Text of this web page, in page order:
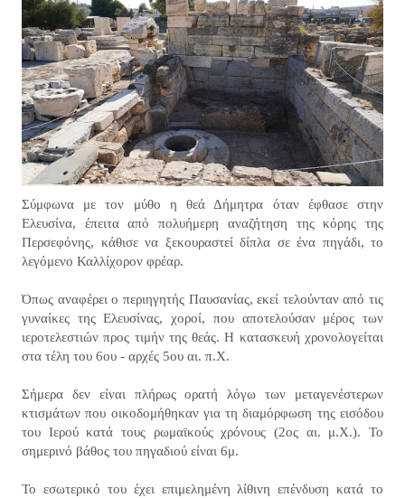
Σύμφωνα με τον μύθο η θεά Δήμητρα όταν έφθασε στην
Ελευσίνα, έπειτα από πολυήμερη αναζήτηση της κόρης της
Περσεφόνης, κάθισε να ξεκουραστεί δίπλα σε ένα πηγάδι, το
λεγόμενο Καλλίχορον φρέαρ.
Όπως αναφέρει ο περιηγητής Παυσανίας, εκεί τελούνταν από τις
γυναίκες της Ελευσίνας, χοροί, που αποτελούσαν μέρος των
ιεροτελεστιών προς τιμήν της θεάς. Η κατασκευή χρονολογείται
στα τέλη του 6ου - αρχές 5ου αι. π.Χ.
Σήμερα δεν είναι πλήρως ορατή λόγω των μεταγενέστερων
κτισμάτων που οικοδομήθηκαν για τη διαμόρφωση της εισόδου
του Ιερού κατά τους ρωμαϊκούς χρόνους (2ος αι. μ.Χ.). Το
σημερινό βάθος του πηγαδιού είναι 6μ.
Το εσωτερικό του έχει επιμελημένη λίθινη επένδυση κατά το